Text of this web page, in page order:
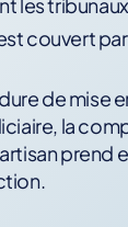
les
couvert
de mise
la
prend